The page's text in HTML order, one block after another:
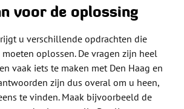
voor de oplossing
u verschillende opdrachten die
oplossen. De vragen zijn heel
vaak iets te maken met Den Haag en
zijn dus overal om u heen,
te vinden. Maak bijvoorbeeld de